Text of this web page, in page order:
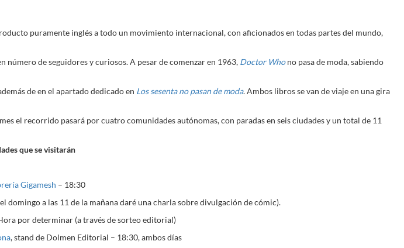
puramente inglés a todo un movimiento internacional, con aficionados en todas partes del mundo,
número de seguidores y curiosos. A pesar de comenzar en 1963, Doctor Whono pasa de moda, sabiendo
de en el apartado dedicado en Los sesenta no pasan de moda. Ambos libros se van de viaje en una gira
el recorrido pasará por cuatro comunidades autónomas, con paradas en seis ciudades y un total de 11
que se visitarán
Gigamesh – 18:30
domingo a las 11 de la mañana daré una charla sobre divulgación de cómic).
por determinar (a través de sorteo editorial)
, stand de Dolmen Editorial – 18:30, ambos días